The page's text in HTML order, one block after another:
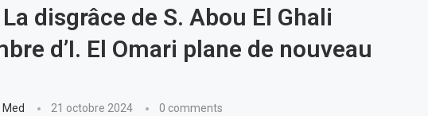
disgrâce de S. Abou El Ghali
d’I. El Omari plane de nouveau
21 octobre 2024 0 comments